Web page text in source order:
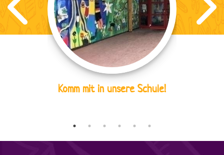
Komm mit in unsere Schule!